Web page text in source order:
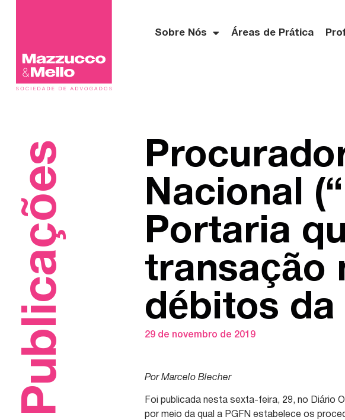
Sobre Nós Áreas de Prática
Publicações
Nacional
Portaria
transação
débitos da
29 de novembro de 2019
Por Marcelo Blecher
Foi publicada nesta sexta-feira, 29, no Diário
por meio da qual a PGFN estabelece os